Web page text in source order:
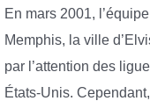
En mars 2001,
Memphis, la ville
par l’attention des
États-Unis.